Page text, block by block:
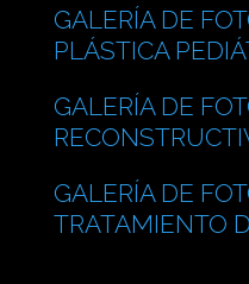
GALERÍA DE
PLÁSTICA
GALERÍA DE
GALERÍA DE
TRATAMIENTO